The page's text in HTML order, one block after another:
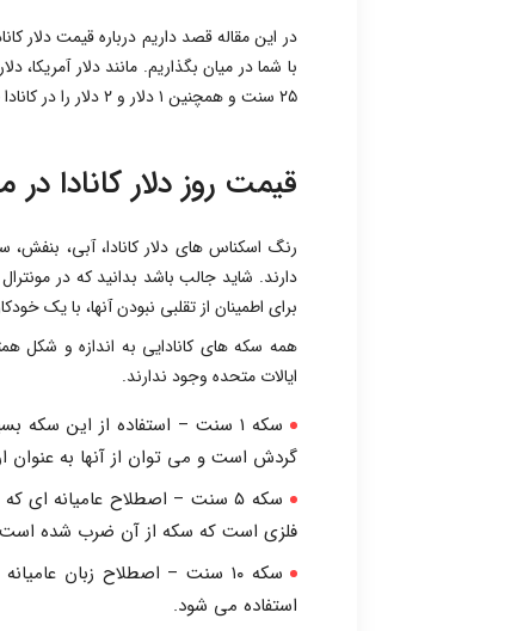
در این مقاله قصد داریم درباره قیمت دلار
۲۵ سنت و همچنین ۱ دلار و ۲ دلار را در کانادا خواهید دید.
قیمت روز دلار کانادا در
برای اطمینان از تقلبی نبودن آنها، با یک
همه سکه های کانادایی به اندازه و شکل
ایالات متحده وجود ندارند.
سکه ۱ سنت – استفاده از این سکه
گردش است و می توان از آنها به عنوان
سکه ۵ سنت – اصطلاح عامیانه
فلزی است که سکه از آن ضرب شده است.
سکه ۱۰ سنت – اصطلاح زبان
استفاده می شود.